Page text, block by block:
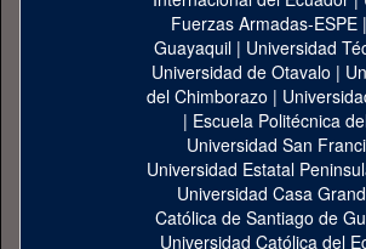
Fuerzas Armadas-ESPE |
Guayaquil| Universidad
Universidad de Otavalo |
del Chimborazo |
| Escuela Politécnica
Universidad San
Universidad Estatal
Universidad Casa
Católica de Santiago de
Universidad Católica del